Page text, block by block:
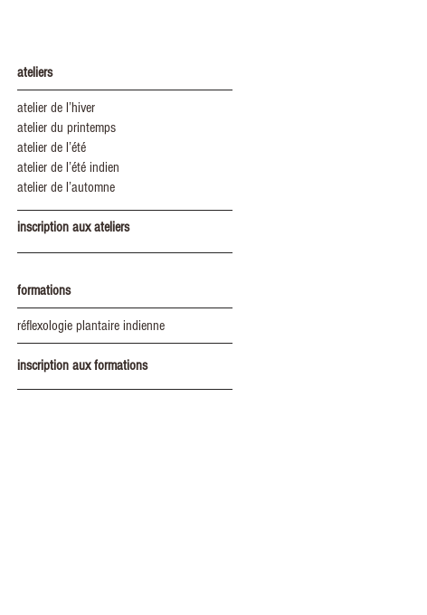
ateliers
atelier de l’hiver
atelier du printemps
atelier de l’été
atelier de l’été indien
atelier de l’automne
inscription aux ateliers
formations
réflexologie plantaire indienne
inscription aux formations